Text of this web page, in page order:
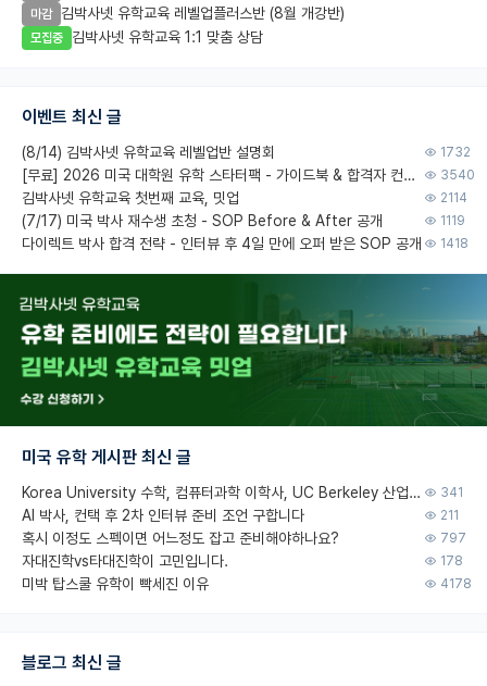
마감 김박사넷 유학교육 레벨업플러스반 (8월 개강반)
모집중 김박사넷 유학교육 1:1 맞춤 상담
이벤트 최신 글
(8/14) 김박사넷 유학교육 레벨업반 설명회 1732
[무료] 2026 미국 대학원 유학 스타터팩 - 가이드북 & 합격자 컨택메일 템플릿 3540
김박사넷 유학교육 첫번째 교육, 밋업 2114
(7/17) 미국 박사 재수생 초청 - SOP Before & After 공개 1119
다이렉트 박사 합격 전략 - 인터뷰 후 4일 만에 오퍼 받은 SOP 공개 1418
미국 유학 게시판 최신 글
Korea University 수학, 컴퓨터과학 이학사, UC Berkeley 산업공학 대학원 공학박사가 되는 것은 쉽지 않겠죠? 341
AI 박사, 컨택 후 2차 인터뷰 준비 조언 구합니다 211
혹시 이정도 스펙이면 어느정도 잡고 준비해야하나요? 797
자대진학vs타대진학이 고민입니다. 178
미박 탑스쿨 유학이 빡세진 이유 4178
블로그 최신 글